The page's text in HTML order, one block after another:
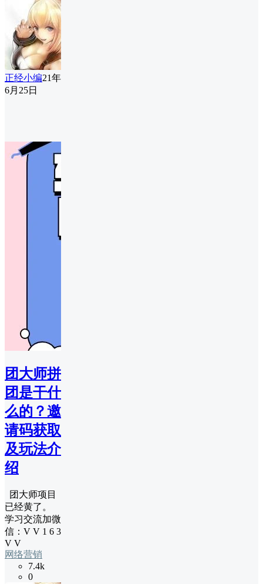
正经小编21年
6月25日
团大师拼
团是干什
么的？邀
请码获取
及玩法介
绍
团大师项目
已经黄了。
学习交流加微
信：V V 1 6 3
V V
网络营销
7.4k
0